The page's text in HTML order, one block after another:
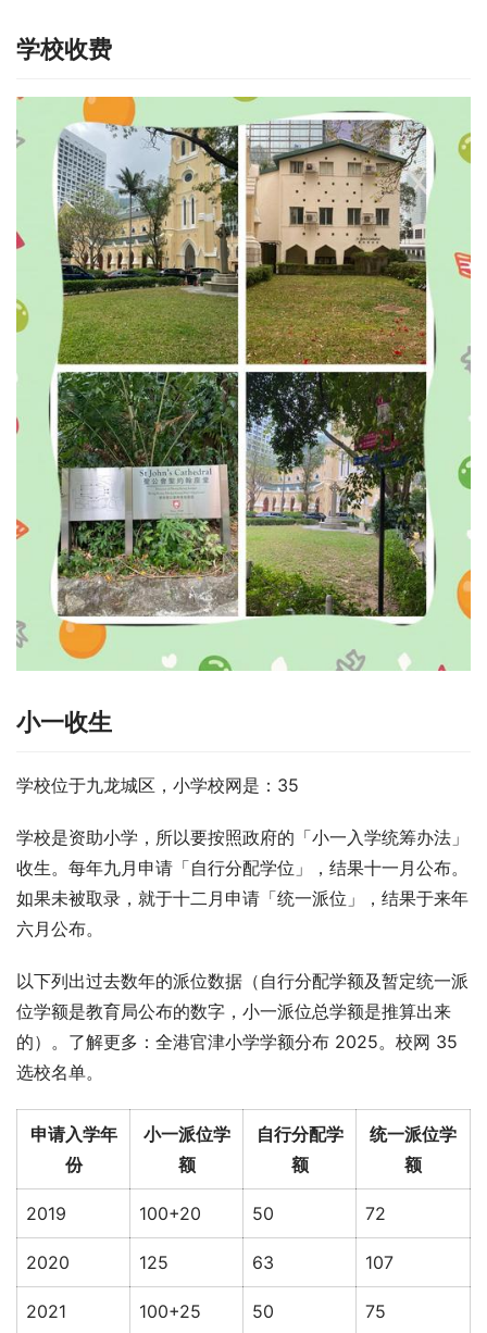
学校收费
小一收生
学校位于九龙城区，小学校网是：35
学校是资助小学，所以要按照政府的「小一入学统筹办法」
收生。每年九月申请「自行分配学位」，结果十一月公布。
如果未被取录，就于十二月申请「统一派位」，结果于来年
六月公布。
以下列出过去数年的派位数据（自行分配学额及暂定统一派
位学额是教育局公布的数字，小一派位总学额是推算出来
的）。了解更多：全港官津小学学额分布 2025。校网 35
选校名单。
申请入学年
份
小一派位学
额
自行分配学
额
统一派位学
额
2019 100+20 50 72
2020 125 63 107
2021 100+25 50 75